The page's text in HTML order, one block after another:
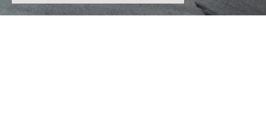
Catalogo